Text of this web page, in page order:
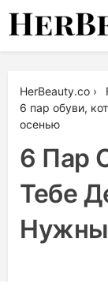
Skip
HerBeauty.co ›
6 пар обуви,
осенью
6 Пар
Тебе
Нужны